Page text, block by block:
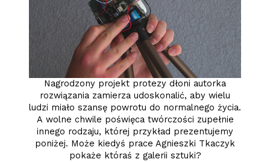
Nagrodzony projekt protezy dłoni autorka
rozwiązania zamierza udoskonalić, aby wielu
ludzi miało szansę powrotu do normalnego życia.
A wolne chwile poświęca twórczości zupełnie
innego rodzaju, której przykład prezentujemy
poniżej. Może kiedyś prace Agnieszki Tkaczyk
pokaże któraś z galerii sztuki?